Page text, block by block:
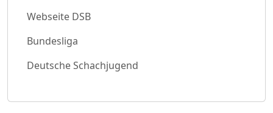
Webseite DSB
Bundesliga
Deutsche Schachjugend